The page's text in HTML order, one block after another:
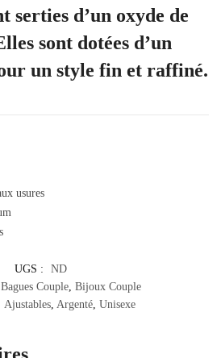
serties d’un oxyde de
sont dotées d’un
un style fin et raffiné.
usures
UGS :
ND
Bagues Couple, Bijoux Couple
Ajustables, Argenté, Unisexe